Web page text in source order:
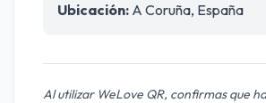
Ubicación: A Coruña, España
Al utilizar WeLove QR, confirmas que